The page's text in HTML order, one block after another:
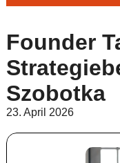
Founder
Szobotka
23. April 2026